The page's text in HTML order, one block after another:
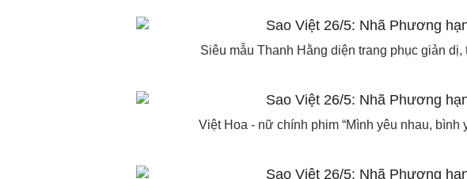
Siêu mẫu Thanh Hằng diện trang phục giản
Việt Hoa - nữ chính phim “Mình yêu nhau, bình